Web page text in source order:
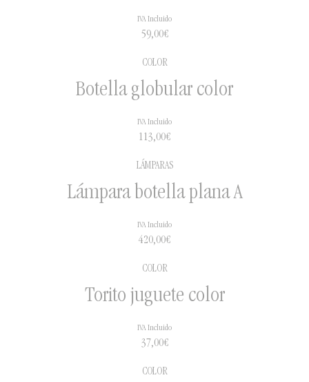
59,00€
IVA Incluido
COLOR
Botella globular color
113,00€
IVA Incluido
LÁMPARAS
Lámpara botella plana A
420,00€
IVA Incluido
COLOR
Torito juguete color
37,00€
IVA Incluido
COLOR